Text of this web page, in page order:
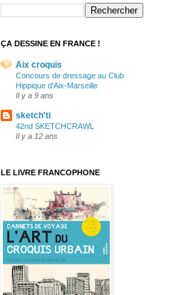
ÇA DESSINE EN FRANCE !
Aix croquis
Concours de dressage au Club
Hippique d'Aix-Marseille
Il y a 9 ans
sketch'ti
42nd SKETCHCRAWL
Il y a 12 ans
LE LIVRE FRANCOPHONE